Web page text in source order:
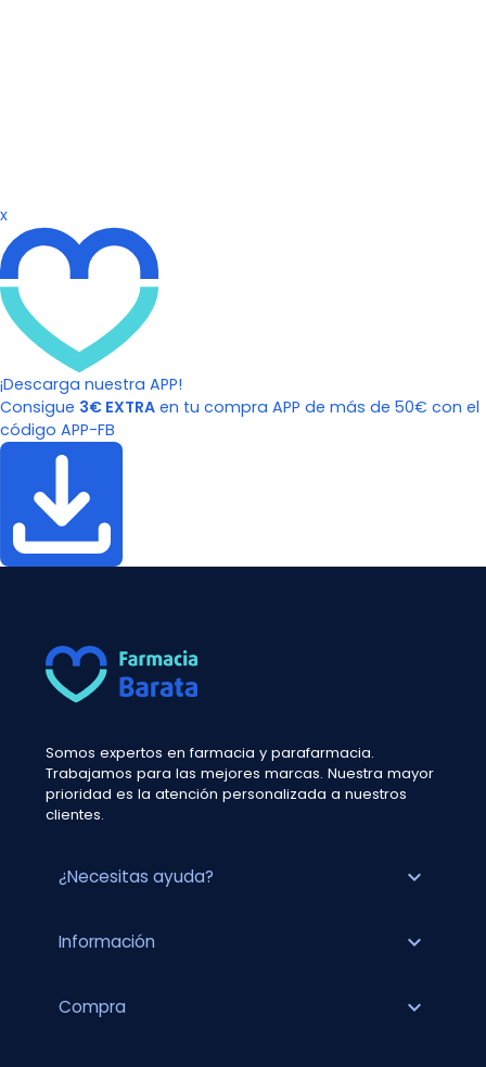
x
¡Descarga nuestra APP!
Consigue 3€ EXTRA en tu compra APP de más de 50€ con el
código APP-FB
Somos expertos en farmacia y parafarmacia.
Trabajamos para las mejores marcas. Nuestra mayor
prioridad es la atención personalizada a nuestros
clientes.
¿Necesitas ayuda? expand_more
Información expand_more
Compra expand_more